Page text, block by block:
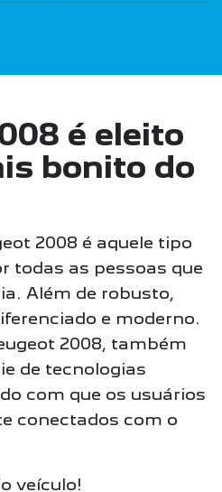
é eleito
bonito do
2008 é aquele tipo
todas as pessoas que
Além de robusto,
e moderno.
2008, também
de tecnologias
com que os usuários
conectados com o
veículo!